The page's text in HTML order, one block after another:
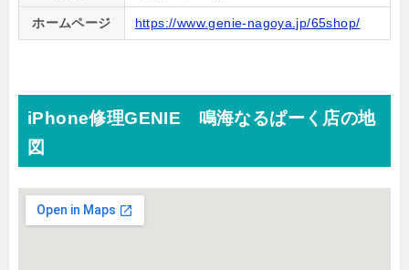
ホームページ https://www.genie-nagoya.jp/65shop/
iPhone修理GENIE 鳴海なるぱーく店の地
図